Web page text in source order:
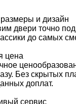
и дизайн
двери точно
до самых
цена
Без скрытых
доплат.
сервис